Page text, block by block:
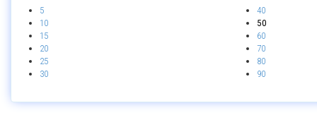
5
10
15
20
25
30
40
50
60
70
80
90